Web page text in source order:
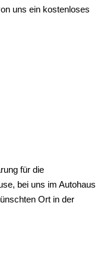
uns ein kostenloses
für die
bei uns im Autohaus
Ort in der